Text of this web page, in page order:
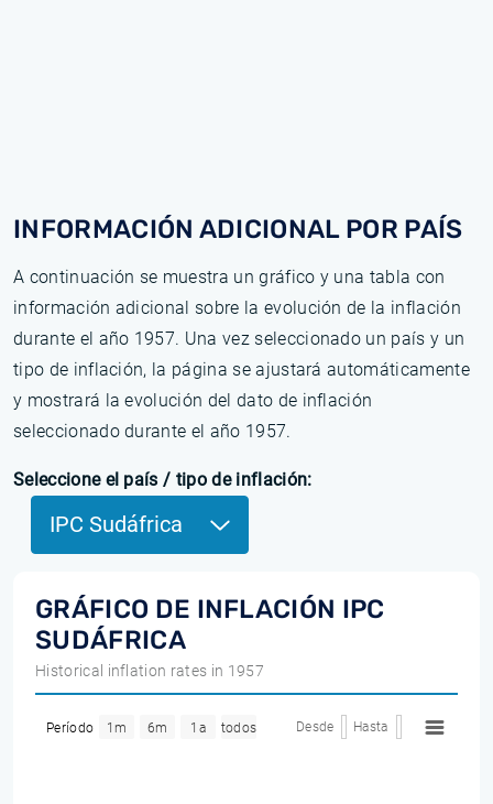
INFORMACIÓN ADICIONAL POR PAÍS
A continuación se muestra un gráfico y una tabla con
información adicional sobre la evolución de la inflación
durante el año 1957. Una vez seleccionado un país y un
tipo de inflación, la página se ajustará automáticamente
y mostrará la evolución del dato de inflación
seleccionado durante el año 1957.
Seleccione el país / tipo de inflación:
IPC Sudáfrica
GRÁFICO DE INFLACIÓN IPC
SUDÁFRICA
Historical inflation rates in 1957
Período 1m 6m 1a todos Desde Hasta